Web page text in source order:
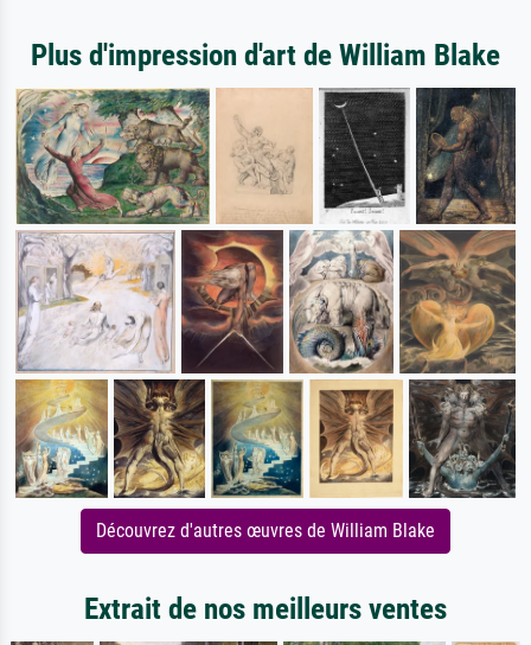
Plus d'impression d'art de William Blake
Découvrez d'autres œuvres de William Blake
Extrait de nos meilleurs ventes